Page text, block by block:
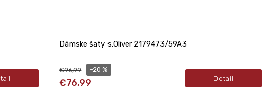
Dámske šaty s.Oliver 2179473/59A3
€96,99
€76,99
–20 %
Detail